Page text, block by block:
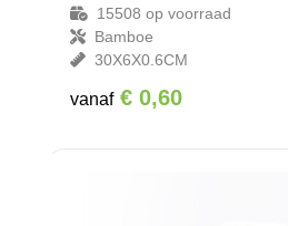
15508 op voorraad
Bamboe
30X6X0.6CM
vanaf € 0,60